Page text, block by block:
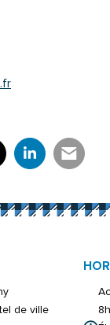
sur Facebook
dans un
sur X
dans un
Partager sur
(ouverture
de ville